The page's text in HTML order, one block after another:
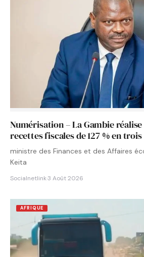
Numérisation – La Gambie
recettes fiscales de 127 % en trois
ministre des Finances et des Affaires
Keita
Socialnetlink·3 Août 2026
AFRIQUE